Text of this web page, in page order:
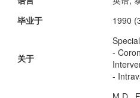
毕业于
1990
关于
-
-